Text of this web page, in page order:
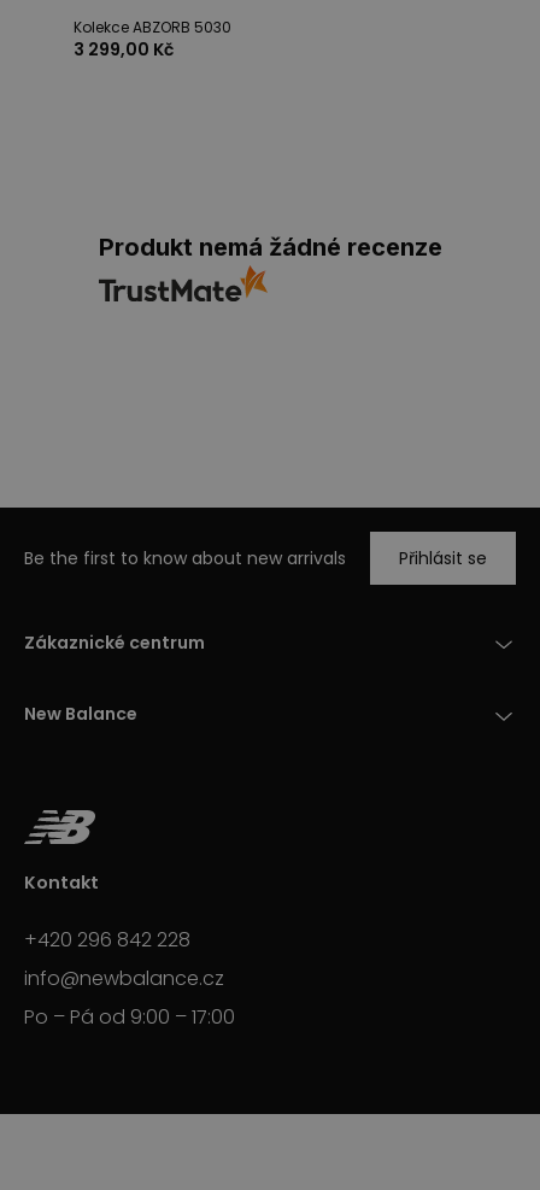
Kolekce ABZORB 5030
3 299,00 Kč
Produkt nemá žádné recenze
Be the first to know about new arrivals Přihlásit se
Zákaznické centrum
New Balance
Kontakt
+420 296 842 228
info@newbalance.cz
Po – Pá od 9:00 – 17:00